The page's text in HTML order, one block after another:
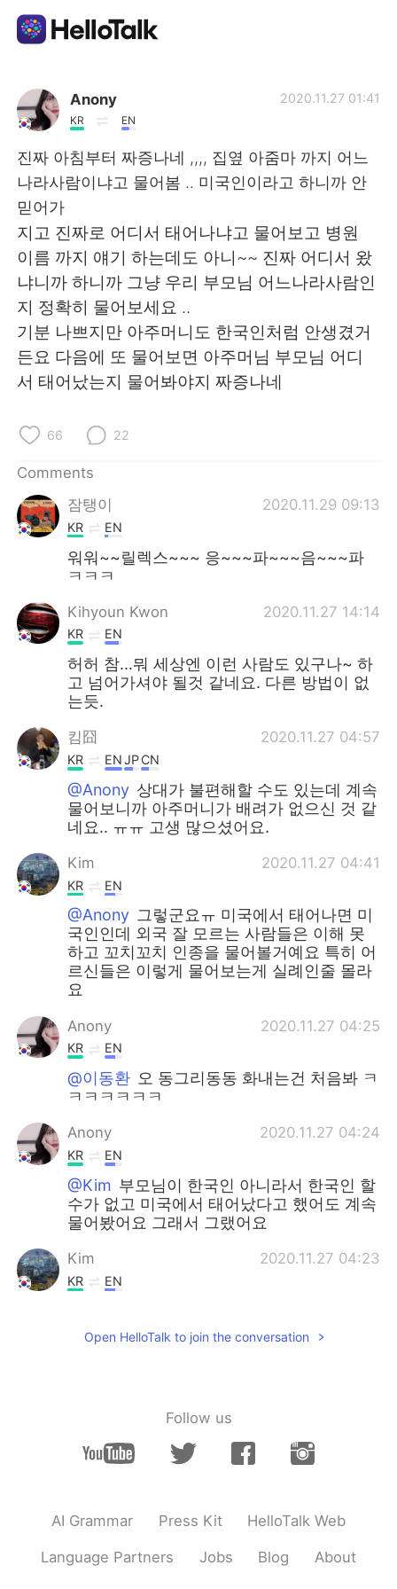
Language Exchange App
AI Grammar Checker
English
简体中文 繁體中文
Español العربية
Français Deutsch
Русский
Indonesia
Türkçe
Português
Anony
KR EN
2020.11.27 01:41
진짜 아침부터 짜증나네 ,,,, 집옆 아줌마 까지 어느
나라사람이냐고 물어봄 .. 미국인이라고 하니까 안
믿어가
지고 진짜로 어디서 태어나냐고 물어보고 병원
이름 까지 얘기 하는데도 아니~~ 진짜 어디서 왔
냐니까 하니까 그냥 우리 부모님 어느나라사람인
지 정확히 물어보세요 ..
기분 나쁘지만 아주머니도 한국인처럼 안생겼거
든요 다음에 또 물어보면 아주머님 부모님 어디
서 태어났는지 물어봐야지 짜증나네
66 22
Comments
잠탱이
2020.11.29 09:13
KR EN
워워~~릴렉스~~~ 응~~~파~~~음~~~파
ㅋㅋㅋ
Kihyoun Kwon 2020.11.27 14:14
KR EN
허허 참...뭐 세상엔 이런 사람도 있구나~ 하
고 넘어가셔야 될것 같네요. 다른 방법이 없
는듯.
킴囧 2020.11.27 04:57
KR ENJPCN
@Anony 상대가 불편해할 수도 있는데 계속
물어보니까 아주머니가 배려가 없으신 것 같
네요.. ㅠㅠ 고생 많으셨어요.
Kim 2020.11.27 04:41
KR EN
@Anony 그렇군요ㅠ 미국에서 태어나면 미
국인인데 외국 잘 모르는 사람들은 이해 못
하고 꼬치꼬치 인종을 물어볼거예요 특히 어
르신들은 이렇게 물어보는게 실례인줄 몰라
요
Anony 2020.11.27 04:25
KR EN
@이동환 오 동그리동동 화내는건 처음봐 ㅋ
ㅋㅋㅋㅋㅋㅋ
Anony 2020.11.27 04:24
KR EN
@Kim 부모님이 한국인 아니라서 한국인 할
수가 없고 미국에서 태어났다고 했어도 계속
물어봤어요 그래서 그랬어요
Kim 2020.11.27 04:23
KR EN
태어났다고 하세요. 그럼 바로 이해 할거예
요 ㅋㅋ
서 물어보는듯... ㅋㅋㅋ
KR
캐물으셔 진짜😡
Open HelloTalk to join the conversation
Follow us
AI Grammar Press Kit HelloTalk Web
Language Partners Jobs Blog About